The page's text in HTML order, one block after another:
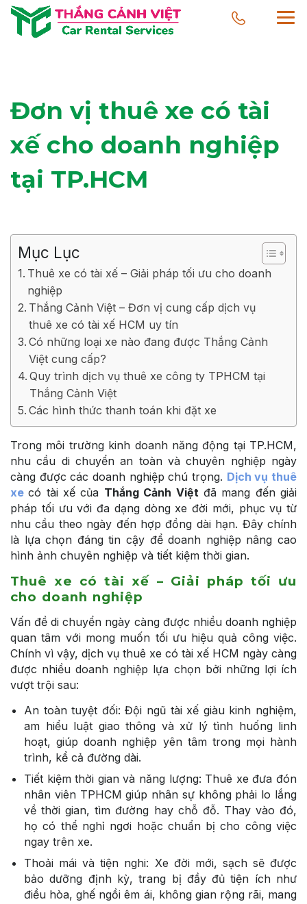
Đơn vị thuê xe có tài
xế cho doanh nghiệp
tại TP.HCM
Mục Lục
Thuê xe có tài xế – Giải pháp tối ưu cho doanh
nghiệp
Thắng Cảnh Việt – Đơn vị cung cấp dịch vụ
thuê xe có tài xế HCM uy tín
Có những loại xe nào đang được Thắng Cảnh
Việt cung cấp?
Quy trình dịch vụ thuê xe công ty TPHCM tại
Thắng Cảnh Việt
Các hình thức thanh toán khi đặt xe
Trong môi trường kinh doanh năng động tại TP.HCM,
nhu cầu di chuyển an toàn và chuyên nghiệp ngày
càng được các doanh nghiệp chú trọng. Dịch vụ thuê
xe có tài xế của Thắng Cảnh Việt đã mang đến giải
pháp tối ưu với đa dạng dòng xe đời mới, phục vụ từ
nhu cầu theo ngày đến hợp đồng dài hạn. Đây chính
là lựa chọn đáng tin cậy để doanh nghiệp nâng cao
hình ảnh chuyên nghiệp và tiết kiệm thời gian.
Thuê xe có tài xế – Giải pháp tối ưu
cho doanh nghiệp
Vấn đề di chuyển ngày càng được nhiều doanh nghiệp
quan tâm với mong muốn tối ưu hiệu quả công việc.
Chính vì vậy, dịch vụ thuê xe có tài xế HCM ngày càng
được nhiều doanh nghiệp lựa chọn bởi những lợi ích
vượt trội sau:
An toàn tuyệt đối: Đội ngũ tài xế giàu kinh nghiệm,
am hiểu luật giao thông và xử lý tình huống linh
hoạt, giúp doanh nghiệp yên tâm trong mọi hành
trình, kể cả đường dài.
Tiết kiệm thời gian và năng lượng: Thuê xe đưa đón
nhân viên TPHCM giúp nhân sự không phải lo lắng
về thời gian, tìm đường hay chỗ đỗ. Thay vào đó,
họ có thể nghỉ ngơi hoặc chuẩn bị cho công việc
ngay trên xe.
Thoải mái và tiện nghi: Xe đời mới, sạch sẽ được
bảo dưỡng định kỳ, trang bị đầy đủ tiện ích như
điều hòa, ghế ngồi êm ái, không gian rộng rãi, mang